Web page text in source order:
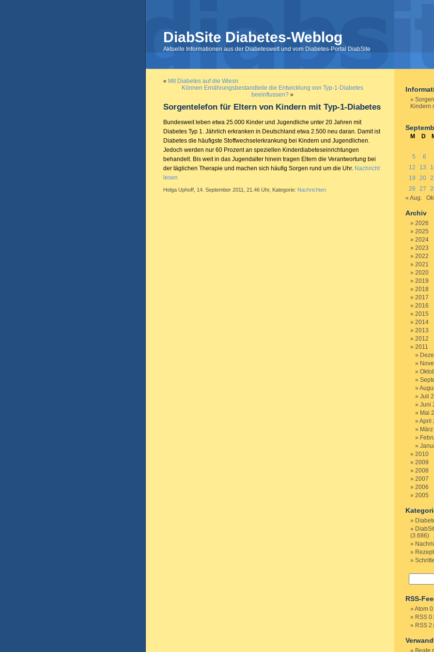
DiabSite Diabetes-Weblog
Aktuelle Informationen aus der Diabeteswelt und vom Diabetes-Portal DiabSite
« Mit Diabetes auf die Wiesn
Können Ernährungsbestandteile die Entwicklung von Typ-1-Diabetes
beeinflussen?»
Sorgentelefon für Eltern von Kindern mit Typ-1-Diabetes
Bundesweit leben etwa 25.000 Kinder und Jugendliche unter 20 Jahren mit
Diabetes Typ 1. Jährlich erkranken in Deutschland etwa 2.500 neu daran. Damit ist
Diabetes die häufigste Stoffwechselerkrankung bei Kindern und Jugendlichen.
Jedoch werden nur 60 Prozent an speziellen Kinderdiabeteseinrichtungen
behandelt. Bis weit in das Jugendalter hinein tragen Eltern die Verantwortung bei
der täglichen Therapie und machen sich häufig Sorgen rund um die Uhr. Nachricht
lesen
Helga Uphoff, 14. September 2011, 21.46 Uhr, Kategorie: Nachrichten
Kindern
M D
5
6
12
13
19
20
26
27
« Aug.
Archiv
2026
2025
2024
2023
2022
2021
2020
2019
2018
2017
2016
2015
2014
2013
2012
2011
Juli
Juni
Mai
April
2010
2009
2008
2007
2006
2005
(3.686)
RSS-
Atom
RSS
RSS
Beate